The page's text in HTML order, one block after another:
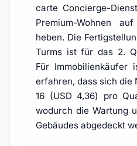
carte Concierge-
Premium-Wohnen
heben. Die
Turms ist für das 2.
Für Immobilienkäufer
erfahren, dass sich die
16 (USD 4,36) pro
wodurch die Wartung
Gebäudes abgedeckt